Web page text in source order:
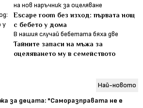
на нов наръчник за оцеляване
Еscape room без изход: първата нощ
с бебето у дома
В нашия случай бебетата бяха две
Тайните запаси на мъжа за
оцеляването му в семейството
Най-новото
за децата: "Саморазправата не е